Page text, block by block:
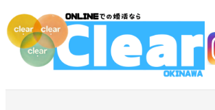
容
を